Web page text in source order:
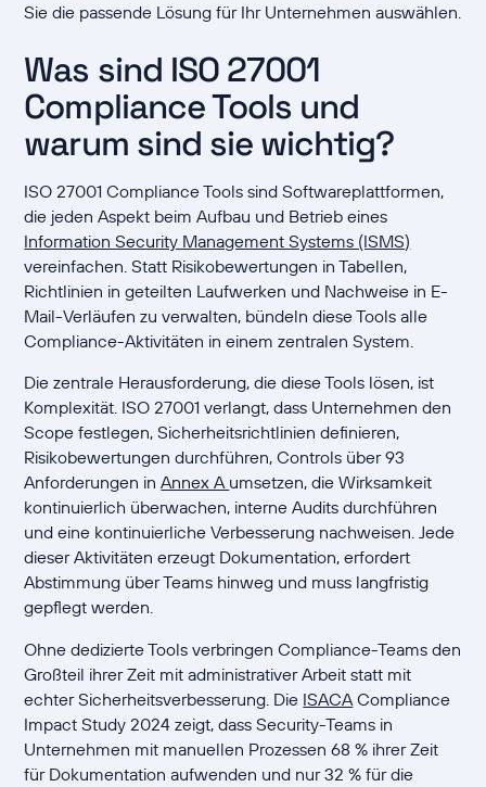
Sie die passende Lösung für Ihr Unternehmen auswählen.
Was sind ISO 27001
Compliance Tools und
warum sind sie wichtig?
ISO 27001 Compliance Tools sind Softwareplattformen,
die jeden Aspekt beim Aufbau und Betrieb eines
Information Security Management Systems (ISMS)
vereinfachen. Statt Risikobewertungen in Tabellen,
Richtlinien in geteilten Laufwerken und Nachweise in E-
Mail-Verläufen zu verwalten, bündeln diese Tools alle
Compliance-Aktivitäten in einem zentralen System.
Die zentrale Herausforderung, die diese Tools lösen, ist
Komplexität. ISO 27001 verlangt, dass Unternehmen den
Scope festlegen, Sicherheitsrichtlinien definieren,
Risikobewertungen durchführen, Controls über 93
Anforderungen inAnnex A umsetzen, die Wirksamkeit
kontinuierlich überwachen, interne Audits durchführen
und eine kontinuierliche Verbesserung nachweisen. Jede
dieser Aktivitäten erzeugt Dokumentation, erfordert
Abstimmung über Teams hinweg und muss langfristig
gepflegt werden.
Ohne dedizierte Tools verbringen Compliance-Teams den
Großteil ihrer Zeit mit administrativer Arbeit statt mit
echter Sicherheitsverbesserung. Die ISACACompliance
Impact Study 2024 zeigt, dass Security-Teams in
Unternehmen mit manuellen Prozessen 68 % ihrer Zeit
für Dokumentation aufwenden und nur 32 % für die